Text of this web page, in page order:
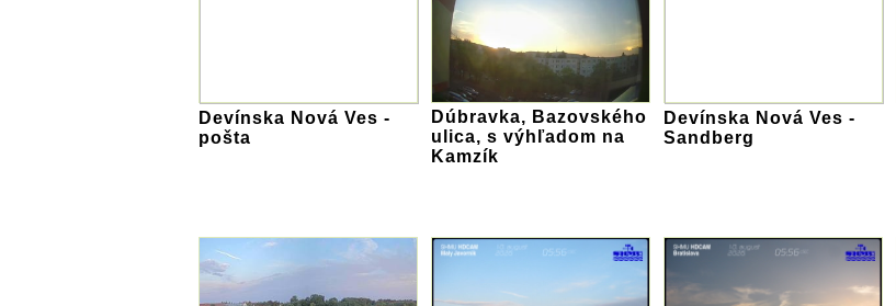
Devínska Nová Ves -
pošta
Dúbravka, Bazovského
ulica, s výhľadom na
Kamzík
Devínska Nová Ves -
Sandberg